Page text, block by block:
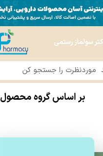
سولماز رستمی
بر اساس گروه محصول